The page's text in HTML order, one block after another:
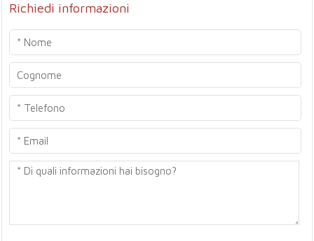
Richiedi informazioni